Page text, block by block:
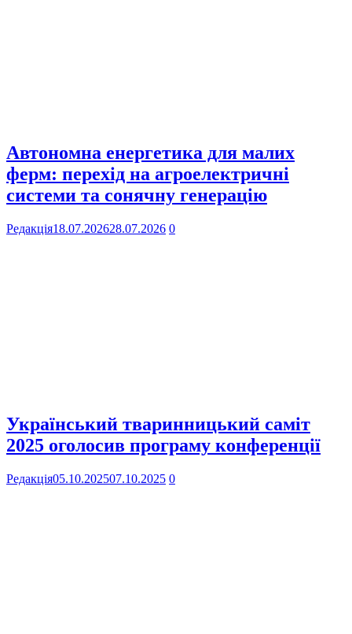
Автономна енергетика для малих
ферм: перехід на агроелектричні
системи та сонячну генерацію
Редакція18.07.202628.07.2026 0
Український тваринницький саміт
2025 оголосив програму конференції
Редакція05.10.202507.10.2025 0